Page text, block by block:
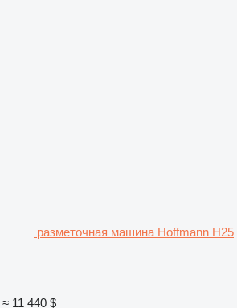
разметочная машина Hoffmann H25
≈ 11 440 $